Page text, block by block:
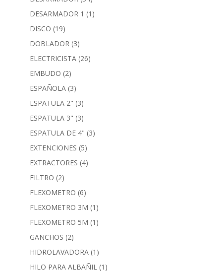
DESARMADOR 1 (1)
DISCO (19)
DOBLADOR (3)
ELECTRICISTA (26)
EMBUDO (2)
ESPAÑOLA (3)
ESPATULA 2" (3)
ESPATULA 3" (3)
ESPATULA DE 4" (3)
EXTENCIONES (5)
EXTRACTORES (4)
FILTRO (2)
FLEXOMETRO (6)
FLEXOMETRO 3M (1)
FLEXOMETRO 5M (1)
GANCHOS (2)
HIDROLAVADORA (1)
HILO PARA ALBAÑIL (1)